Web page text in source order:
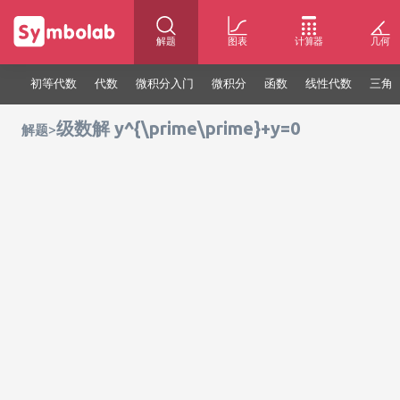
解题 图表 计算器 几何
初等代数 代数 微积分入门 微积分 函数 线性代数 三角
解题>级数解 y^{\prime\prime}+y=0